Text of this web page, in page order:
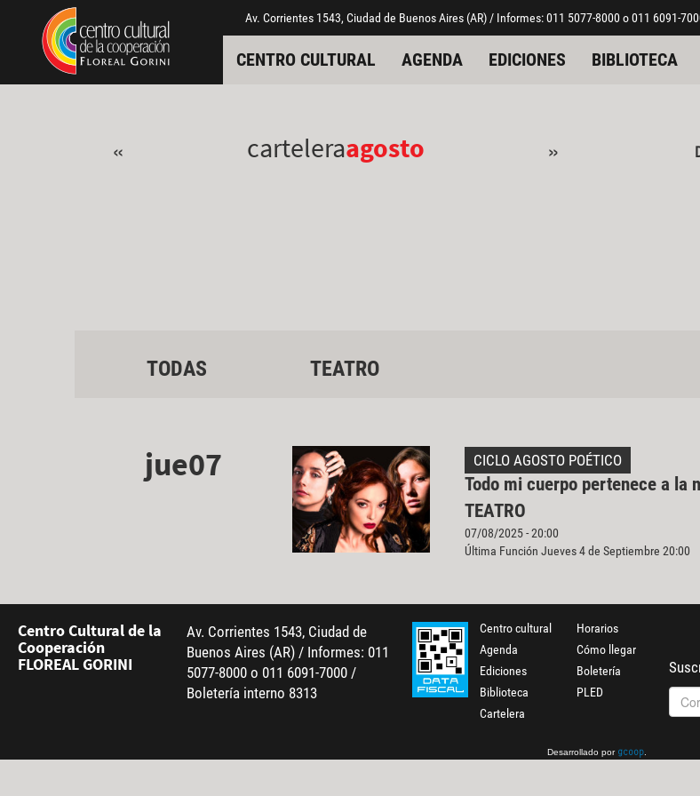
Pasar al contenido principal
Jump to main content Av. Corrientes 1543, Ciudad de Buenos Aires (AR) / Informes: 011 5077-8000 o 011 6091-
CENTRO CULTURAL AGENDA EDICIONES BIBLIOTECA
« carteleraagosto »
TODAS TEATRO
jue07 CICLO AGOSTO POÉTICO
Todo mi cuerpo pertenece a la
TEATRO
07/08/2025 - 20:00
Última Función Jueves 4 de Septiembre 20:00
Centro Cultural de la
Cooperación
FLOREAL GORINI
Av. Corrientes 1543, Ciudad de
Buenos Aires (AR) / Informes: 011
5077-8000 o 011 6091-7000 /
Boletería interno 8313
Centro cultural
Agenda
Ediciones
Biblioteca
Cartelera
Horarios
Cómo llegar
Boletería
PLED
Desarrollado por gcoop.